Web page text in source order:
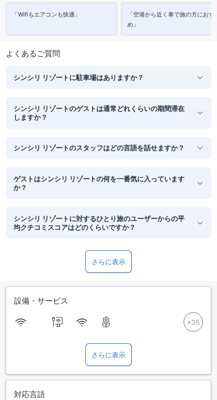
「Wifiもエアコンも快適」
「空港から近く車で旅の方におす
め」
よくあるご質問
シンシリ リゾートに駐車場はありますか？
シンシリ リゾートのゲストは通常どれくらいの期間滞在
しますか？
シンシリ リゾートのスタッフはどの言語を話せますか？
ゲストはシンシリ リゾートの何を一番気に入っています
か？
シンシリ リゾートに対するひとり旅のユーザーからの平
均クチコミスコアはどのくらいですか？
さらに表示
設備・サービス
さらに表示
対応言語